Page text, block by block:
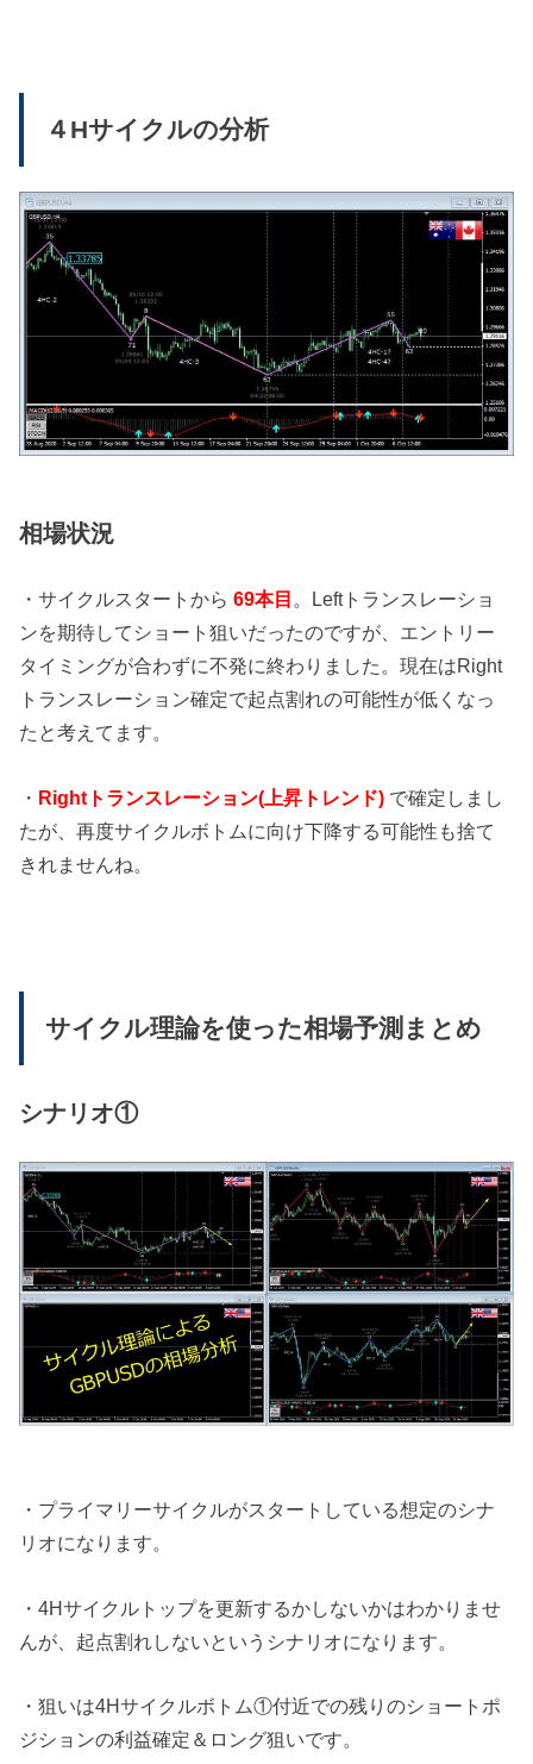
４Hサイクルの分析
相場状況
・サイクルスタートから 69本目 。Leftトランスレーショ
ンを期待してショート狙いだったのですが、エントリー
タイミングが合わずに不発に終わりました。現在はRight
トランスレーション確定で起点割れの可能性が低くなっ
たと考えてます。
・ Rightトランスレーション(上昇 トレンド) で確定しまし
たが、再度サイクルボトムに向け下降する可能性も捨て
きれませんね。
サイクル理論を使った相場予測まとめ
シナリオ①
・プライマリーサイクルがスタートしている想定のシナ
リオになります。
・4Hサイクルトップを更新するかしないかはわかりませ
んが、起点割れしないというシナリオになります。
・狙いは4Hサイクルボトム①付近での残りのショートポ
ジションの利益確定＆ロング狙いです。